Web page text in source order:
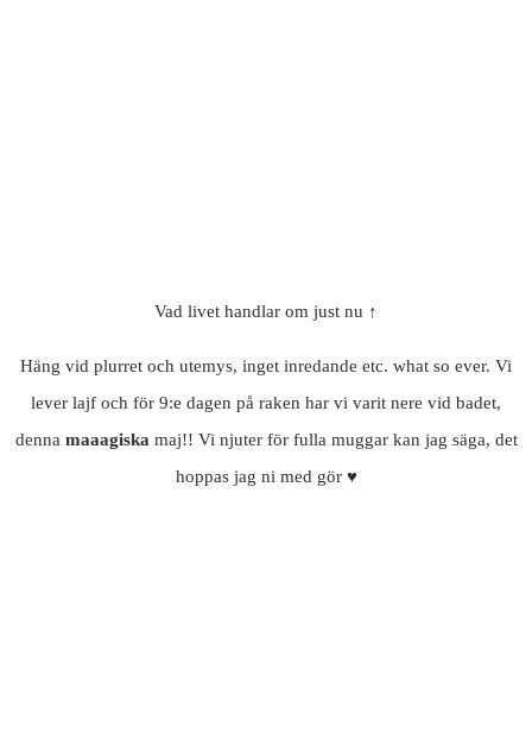
Vad livet handlar om just nu ↑
Häng vid plurret och utemys, inget inredande etc. what so ever. Vi
lever lajf och för 9:e dagen på raken har vi varit nere vid badet,
denna maaagiska maj!! Vi njuter för fulla muggar kan jag säga, det
hoppas jag ni med gör ♥